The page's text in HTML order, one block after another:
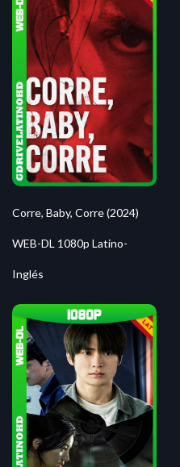
Corre, Baby, Corre (2024)
WEB-DL 1080p Latino-
Inglés